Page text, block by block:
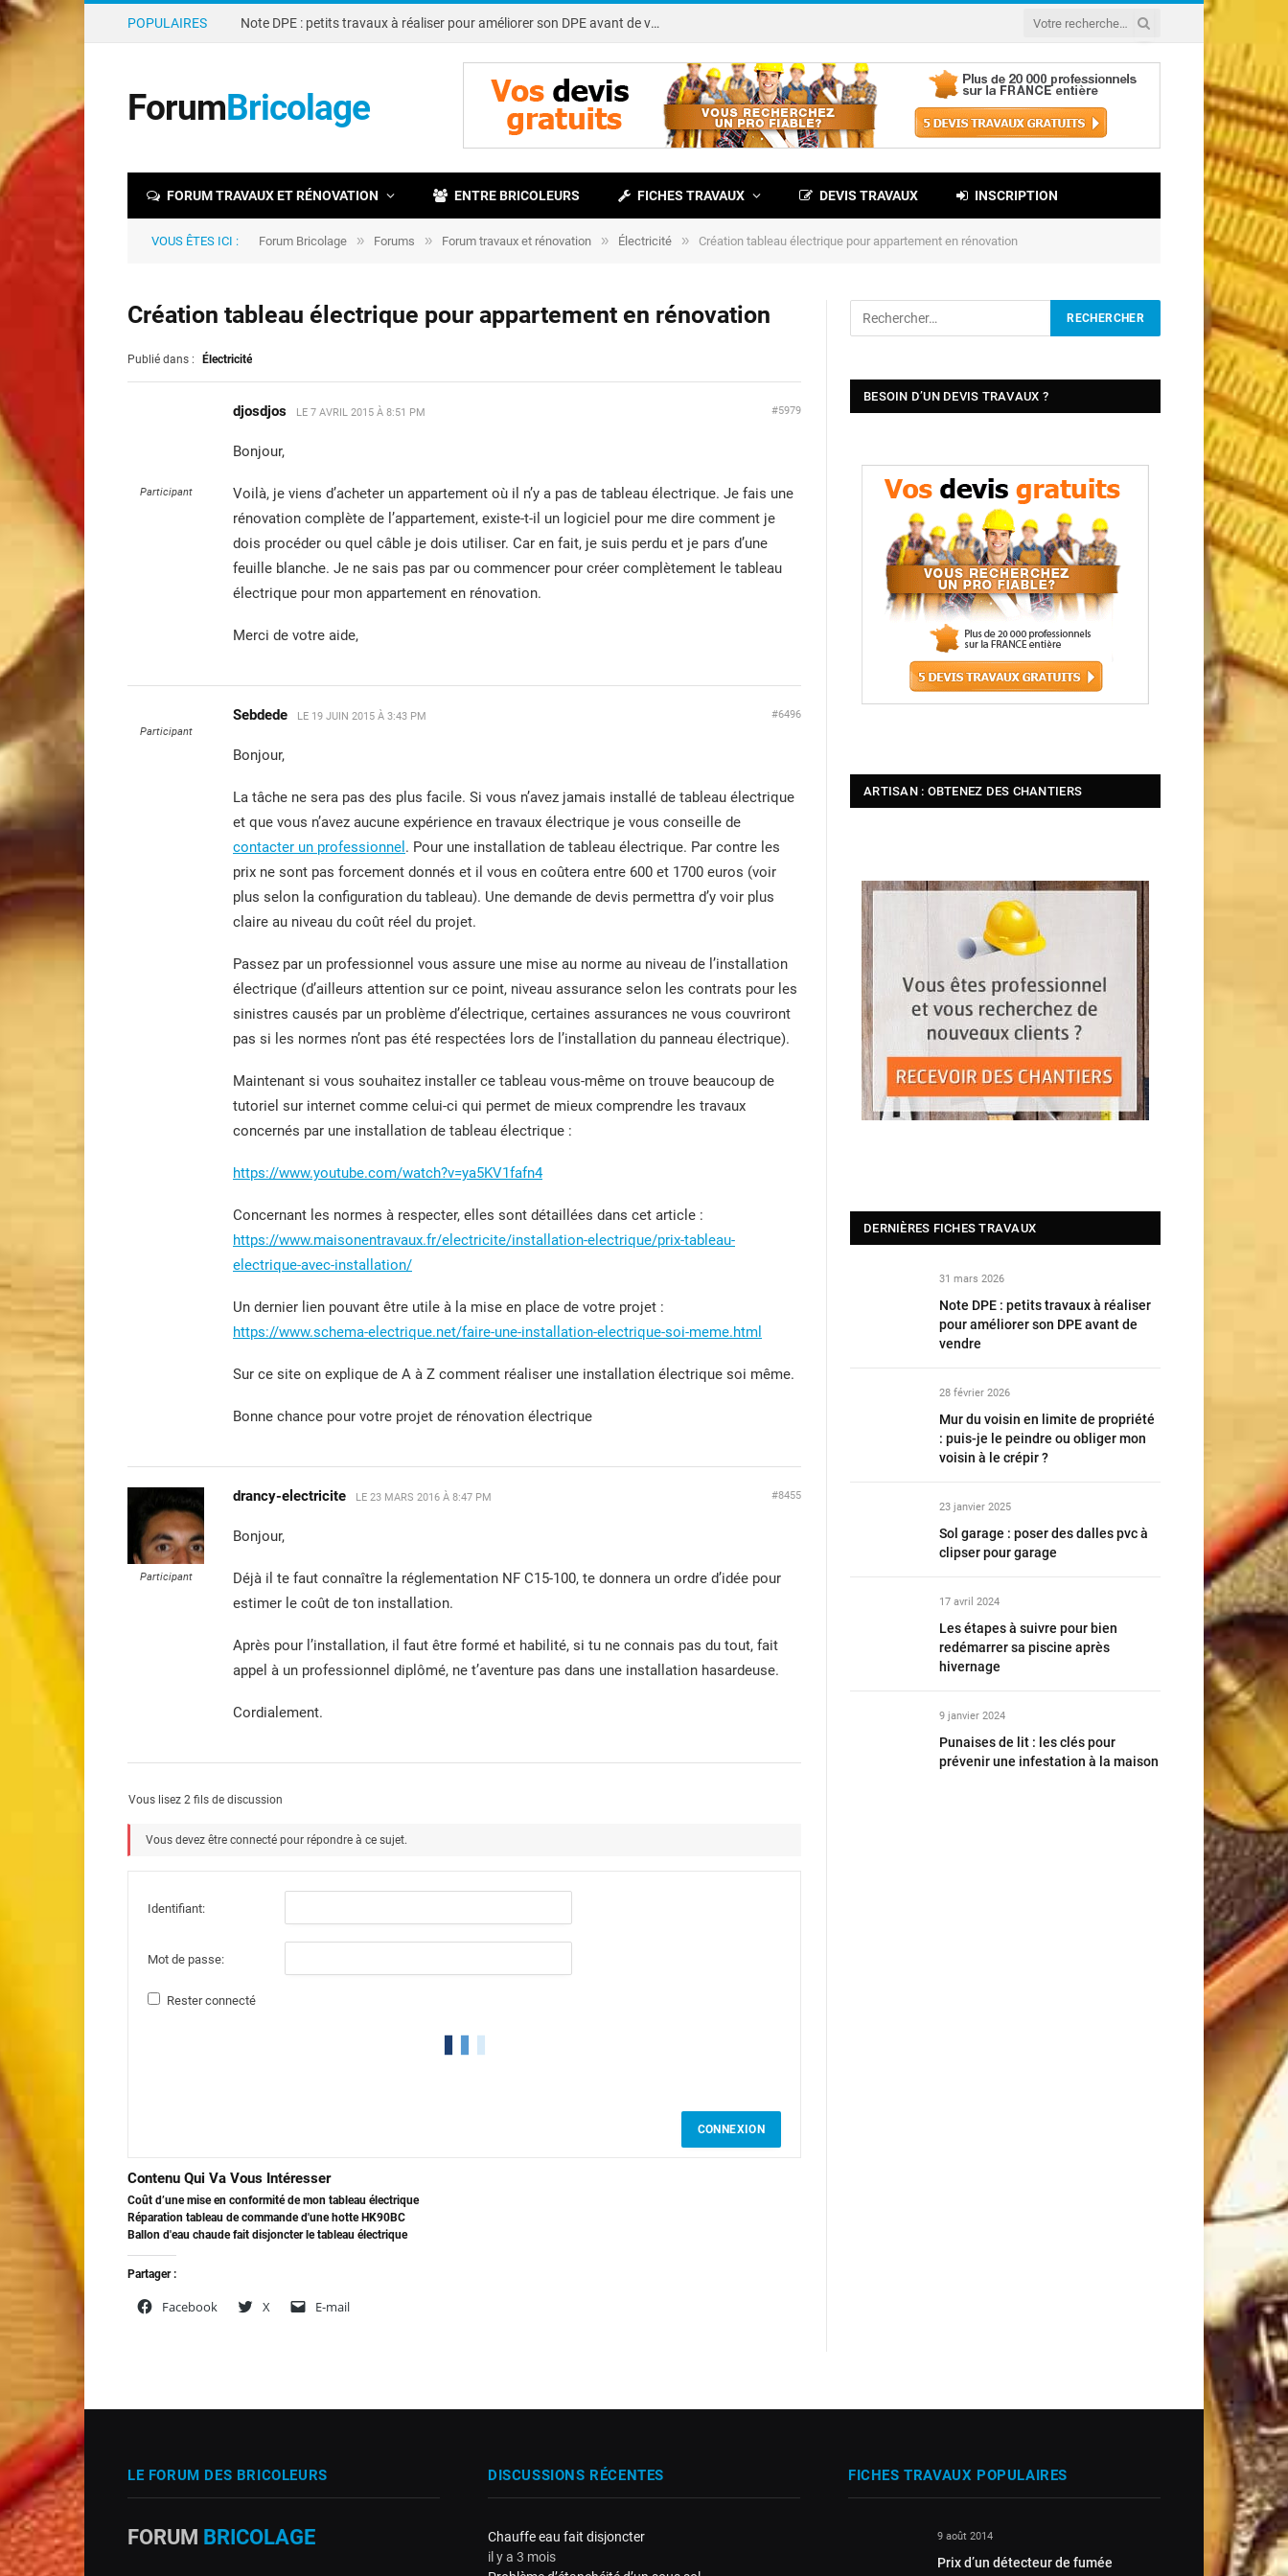
POPULAIRES Note DPE : petits travaux à réaliser pour améliorer son DPE avant de vendre
ForumBricolage
FORUM TRAVAUX ET RÉNOVATION ENTRE BRICOLEURS FICHES TRAVAUX DEVIS TRAVAUX INSCRIPTION
VOUS ÊTES ICI : Forum Bricolage » Forums » Forum travaux et rénovation » Électricité » Création tableau électrique pour appartement en rénovation
Création tableau électrique pour appartement en rénovation
Publié dans : Électricité
Participant
djosdjos LE 7 AVRIL 2015 À 8:51 PM #5979
Bonjour,
Voilà, je viens d’acheter un appartement où il n’y a pas de tableau électrique. Je fais une
rénovation complète de l’appartement, existe-t-il un logiciel pour me dire comment je
dois procéder ou quel câble je dois utiliser. Car en fait, je suis perdu et je pars d’une
feuille blanche. Je ne sais pas par ou commencer pour créer complètement le tableau
électrique pour mon appartement en rénovation.
Merci de votre aide,
Participant
Sebdede LE 19 JUIN 2015 À 3:43 PM #6496
Bonjour,
La tâche ne sera pas des plus facile. Si vous n’avez jamais installé de tableau électrique
et que vous n’avez aucune expérience en travaux électrique je vous conseille de
contacter un professionnel . Pour une installation de tableau électrique. Par contre les
prix ne sont pas forcement donnés et il vous en coûtera entre 600 et 1700 euros (voir
plus selon la configuration du tableau). Une demande de devis permettra d’y voir plus
claire au niveau du coût réel du projet.
Passez par un professionnel vous assure une mise au norme au niveau de l’installation
électrique (d’ailleurs attention sur ce point, niveau assurance selon les contrats pour les
sinistres causés par un problème d’électrique, certaines assurances ne vous couvriront
pas si les normes n’ont pas été respectées lors de l’installation du panneau électrique).
Maintenant si vous souhaitez installer ce tableau vous-même on trouve beaucoup de
tutoriel sur internet comme celui-ci qui permet de mieux comprendre les travaux
concernés par une installation de tableau électrique :
https://www.youtube.com/watch?v=ya5KV1fafn4
Concernant les normes à respecter, elles sont détaillées dans cet article :
https://www.maisonentravaux.fr/electricite/installation-electrique/prix-tableau-
electrique-avec-installation/
Un dernier lien pouvant être utile à la mise en place de votre projet :
https://www.schema-electrique.net/faire-une-installation-electrique-soi-meme.html
Sur ce site on explique de A à Z comment réaliser une installation électrique soi même.
Bonne chance pour votre projet de rénovation électrique
Participant
drancy-electricite LE 23 MARS 2016 À 8:47 PM #8455
Bonjour,
Déjà il te faut connaître la réglementation NF C15-100, te donnera un ordre d’idée pour
estimer le coût de ton installation.
Après pour l’installation, il faut être formé et habilité, si tu ne connais pas du tout, fait
appel à un professionnel diplômé, ne t’aventure pas dans une installation hasardeuse.
Cordialement.
Vous lisez 2 fils de discussion
Vous devez être connecté pour répondre à ce sujet.
Identifiant:
Mot de passe:
Rester connecté
CONNEXION
Contenu Qui Va Vous Intéresser
Coût d’une mise en conformité de mon tableau électrique
Réparation tableau de commande d'une hotte HK90BC
Ballon d'eau chaude fait disjoncter le tableau électrique
Partager :
Facebook X E-mail
BESOIN D’UN DEVIS TRAVAUX ?
ARTISAN : OBTENEZ DES CHANTIERS
DERNIÈRES FICHES TRAVAUX
31 mars 2026
Note DPE : petits travaux à réaliser
pour améliorer son DPE avant de
vendre
28 février 2026
Mur du voisin en limite de propriété
: puis-je le peindre ou obliger mon
voisin à le crépir ?
23 janvier 2025
Sol garage : poser des dalles pvc à
clipser pour garage
17 avril 2024
Les étapes à suivre pour bien
redémarrer sa piscine après
hivernage
9 janvier 2024
Punaises de lit : les clés pour
prévenir une infestation à la maison
LE FORUM DES BRICOLEURS
FORUM BRICOLAGE
DISCUSSIONS RÉCENTES
Chauffe eau fait disjoncter
il y a 3 mois
FICHES TRAVAUX POPULAIRES
9 août 2014
Prix d’un détecteur de fumée